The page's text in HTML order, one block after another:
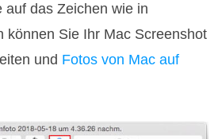
auf das Zeichen wie in
können Sie Ihr Mac Screenshot
und Fotos von Mac auf